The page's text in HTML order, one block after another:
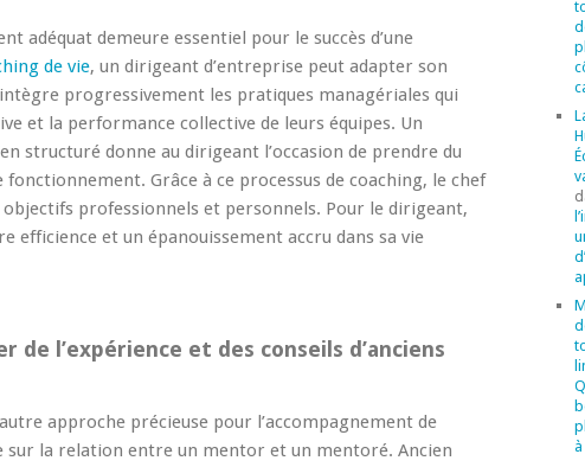
adéquat demeure essentiel pour le succès d’une
de vie, un dirigeant d’entreprise peut adapter son
progressivement les pratiques managériales qui
et la performance collective de leurs équipes. Un
structuré donne au dirigeant l’occasion de prendre du
fonctionnement. Grâce à ce processus de coaching, le chef
professionnels et personnels. Pour le dirigeant,
efficience et un épanouissement accru dans sa vie
de l’expérience et des conseils d’anciens
approche précieuse pour l’accompagnement de
sur la relation entre un mentor et un mentoré. Ancien